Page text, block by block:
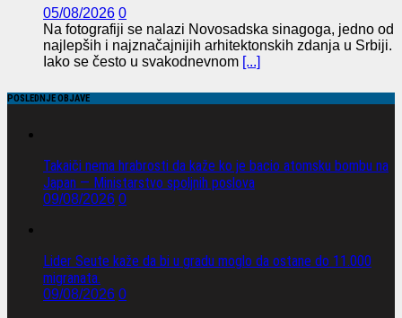
05/08/2026 0
Na fotografiji se nalazi Novosadska sinagoga, jedno od
najlepših i najznačajnijih arhitektonskih zdanja u Srbiji.
Iako se često u svakodnevnom [...]
POSLEDNJE OBJAVE
Takaiči nema hrabrosti da kaže ko je bacio atomsku bombu na
Japan — Ministarstvo spoljnih poslova
09/08/2026 0
Lider Seute kaže da bi u gradu moglo da ostane do 11.000
migranata.
09/08/2026 0